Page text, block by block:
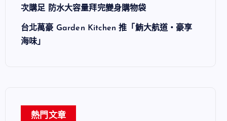
次購足 防水大容量拜完變身購物袋
台北萬豪 Garden Kitchen 推「鮪大航道・豪享
海味」
熱門文章